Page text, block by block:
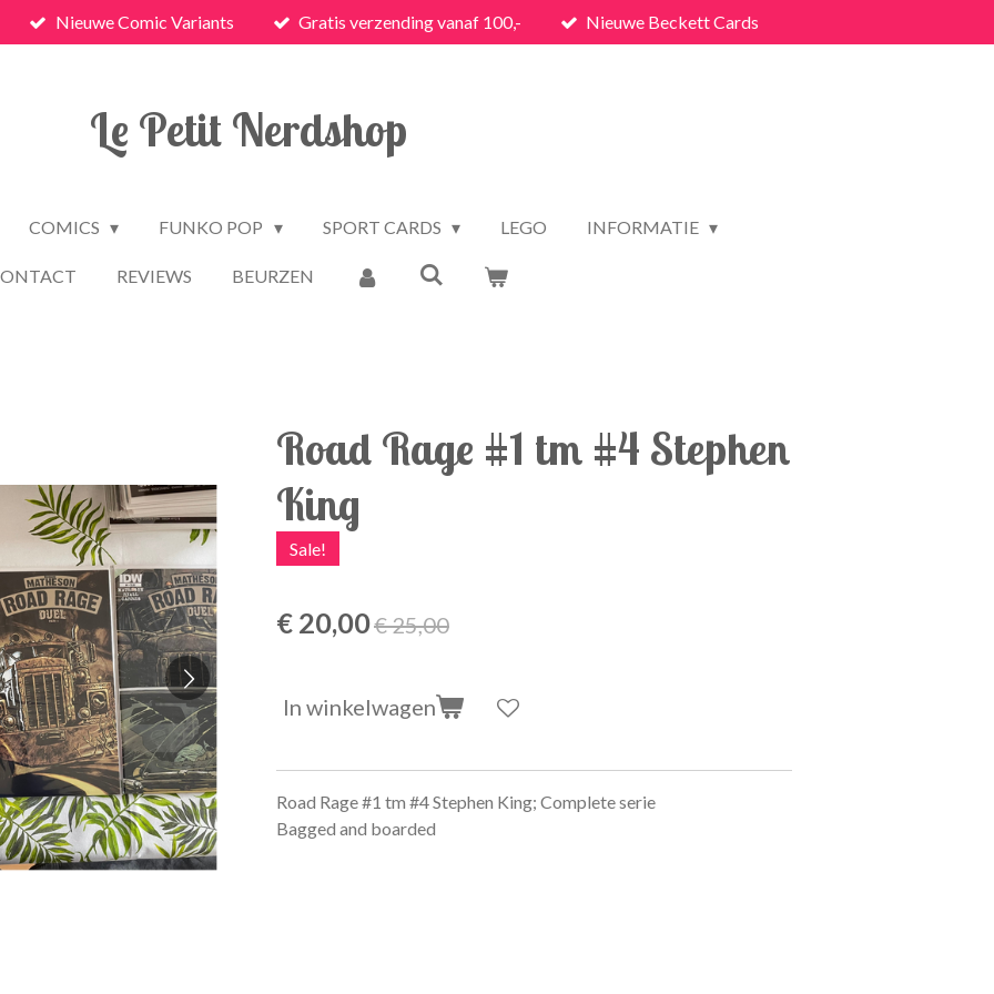
Nieuwe Comic Variants Gratis verzending vanaf 100,- Nieuwe Beckett Cards
Le Petit Nerdshop
COMICS FUNKO POP SPORT CARDS LEGO INFORMATIE
REVIEWS BEURZEN
Road Rage #1 tm #4 Stephen
King
Sale!
€ 20,00€ 25,00
In winkelwagen
Road Rage #1 tm #4 Stephen King; Complete serie
Bagged and boarded